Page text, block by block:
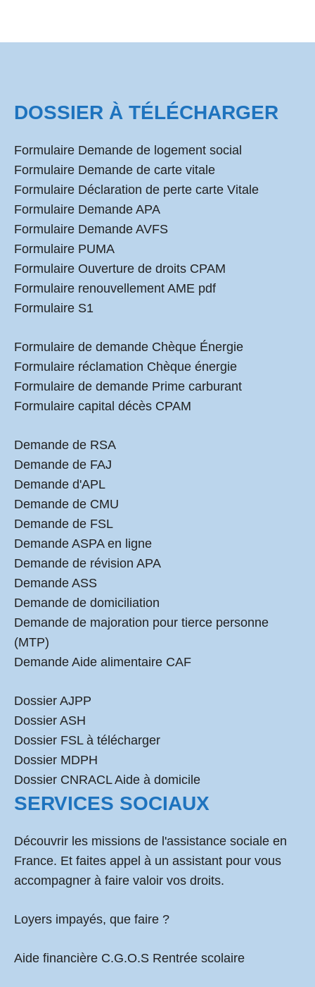
DOSSIER À TÉLÉCHARGER
Formulaire Demande de logement social
Formulaire Demande de carte vitale
Formulaire Déclaration de perte carte Vitale
Formulaire Demande APA
Formulaire Demande AVFS
Formulaire PUMA
Formulaire Ouverture de droits CPAM
Formulaire renouvellement AME pdf
Formulaire S1
Formulaire de demande Chèque Énergie
Formulaire réclamation Chèque énergie
Formulaire de demande Prime carburant
Formulaire capital décès CPAM
Demande de RSA
Demande de FAJ
Demande d'APL
Demande de CMU
Demande de FSL
Demande ASPA en ligne
Demande de révision APA
Demande ASS
Demande de domiciliation
Demande de majoration pour tierce personne
(MTP)
Demande Aide alimentaire CAF
Dossier AJPP
Dossier ASH
Dossier FSL à télécharger
Dossier MDPH
Dossier CNRACL Aide à domicile
SERVICES SOCIAUX
Découvrir les missions de l'assistance sociale en
France. Et faites appel à un assistant pour vous
accompagner à faire valoir vos droits.
Loyers impayés, que faire ?
Aide financière C.G.O.S Rentrée scolaire